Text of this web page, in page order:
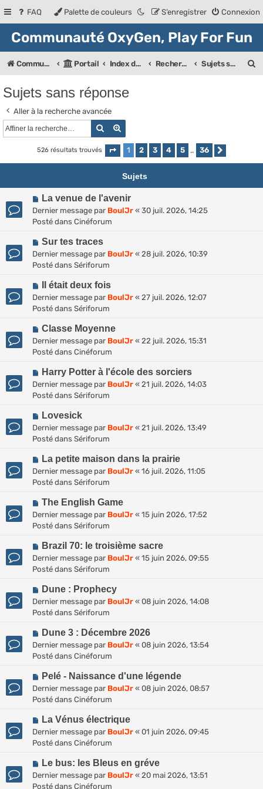
FAQ Connexion
S’enregistrer
Palette de couleurs
Communauté OxyGen, Play For Fun
Communauté OXyGeN Portail Index des forums Rechercher Sujets sans réponse
c
Sujets sans réponse
Aller à la recherche avancée
Rechercher
526 résultats trouvés Page 1sur 36
1 2 3 4 5 … 36
Sujets
N
o
u
e
a
u
s
s
g
e
La venue de l'avenir
Dernier message par BoulJr « 30 juil. 2026, 14:25
Posté dans Cinéforum
N
o
u
a
u
e
s
s
g
e
Sur tes traces
Dernier message par BoulJr « 28 juil. 2026, 10:39
Posté dans Sériforum
N
o
u
e
a
u
s
s
g
e
Il était deux fois
Dernier message par BoulJr « 27 juil. 2026, 12:07
Posté dans Sériforum
N
o
u
a
u
s
s
g
e
Classe Moyenne
Dernier message par BoulJr « 22 juil. 2026, 15:31
Posté dans Cinéforum
N
o
u
a
u
s
s
g
e
Harry Potter à l'école des sorciers
Dernier message par BoulJr « 21 juil. 2026, 14:03
Posté dans Sériforum
N
o
u
a
u
s
s
g
e
Lovesick
Dernier message par BoulJr « 21 juil. 2026, 13:49
Posté dans Sériforum
N
o
u
e
a
u
s
s
g
e
La petite maison dans la prairie
Dernier message par BoulJr « 16 juil. 2026, 11:05
Posté dans Sériforum
N
o
u
a
u
s
s
g
e
The English Game
Dernier message par BoulJr « 15 juin 2026, 17:52
Posté dans Sériforum
N
o
u
a
u
s
s
g
e
Brazil 70: le troisième sacre
Dernier message par BoulJr « 15 juin 2026, 09:55
Posté dans Sériforum
N
o
u
a
u
s
s
g
e
Dune : Prophecy
Dernier message par BoulJr « 08 juin 2026, 14:08
Posté dans Sériforum
N
o
u
a
u
s
s
g
e
Dune 3 : Décembre 2026
Dernier message par BoulJr « 08 juin 2026, 13:54
Posté dans Cinéforum
N
o
u
a
u
s
s
Pelé - Naissance d'une légende
Dernier message par BoulJr « 08 juin 2026, 08:57
Posté dans Cinéforum
N
o
u
a
u
La Vénus électrique
Dernier message par BoulJr « 01 juin 2026, 09:45
Posté dans Cinéforum
N
o
u
Le bus: les Bleus en gréve
Dernier message par BoulJr « 20 mai 2026, 13:51
Posté dans Cinéforum